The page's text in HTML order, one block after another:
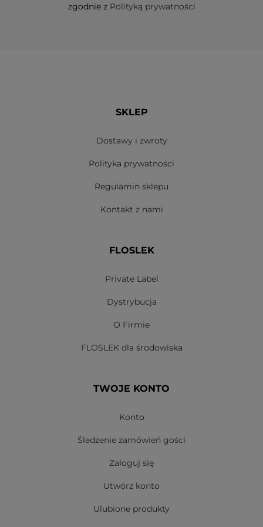
który kompleksowo (i wielopłaszczyznowo) wpływa
zgodnie z Polityką prywatności
SKLEP
Dostawy i zwroty
Polityka prywatności
Regulamin sklepu
Kontakt z nami
FLOSLEK
Private Label
Dystrybucja
O Firmie
FLOSLEK dla środowiska
TWOJE KONTO
Konto
Śledzenie zamówień gości
Zaloguj się
Utwórz konto
Ulubione produkty